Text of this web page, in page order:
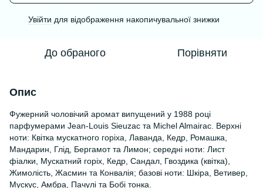
Увійти для відображення накопичувальної знижки
До обраного Порівняти
Опис
Фужерний чоловічий аромат випущений у 1988 році
парфумерами Jean-Louis Sieuzac та Michel Almairac. Верхні
ноти: Квітка мускатного горіха, Лаванда, Кедр, Ромашка,
Мандарин, Глід, Бергамот та Лимон; середні ноти: Лист
фіалки, Мускатний горіх, Кедр, Сандал, Гвоздика (квітка),
Жимолість, Жасмин та Конвалія; базові ноти: Шкіра, Ветивер,
Мускус, Амбра, Пачулі та Бобі тонка.